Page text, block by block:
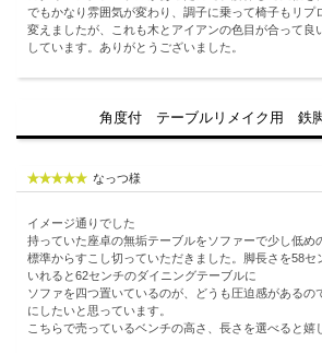
でもかなり雰囲気が変わり、調子に乗って椅子もリプ
変えましたが、これも木とアイアンの色目が合って良
しています。ありがとうございました。
角度付 テーブルリメイク用 鉄
なっつ様
イメージ通りでした
持っていた座卓の無垢テーブルをソファーで少し低め
標準からすこし切っていただきました。脚長さを58セ
いれると62センチのダイニングテーブルに
ソファを四つ置いているのが、どうも圧迫感があるの
にしたいと思っています。
こちらで売っているベンチの高さ、長さを選べると嬉